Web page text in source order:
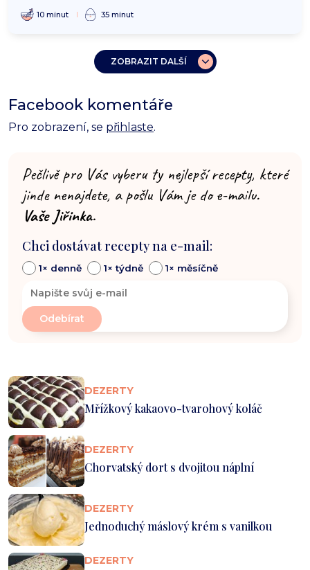
10 minut 35 minut
ZOBRAZIT DALŠÍ
Facebook komentáře
Pro zobrazení, se přihlaste.
Pečlivě pro Vás vyberu ty nejlepší recepty, které
jinde nenajdete, a pošlu Vám je do e-mailu.
Vaše Jiřinka.
Chci dostávat recepty na e-mail:
1× denně 1× týdně 1× měsíčně
DEZERTY
Mřížkový kakaovo-tvarohový koláč
DEZERTY
Chorvatský dort s dvojitou náplní
DEZERTY
Jednoduchý máslový krém s vanilkou
DEZERTY